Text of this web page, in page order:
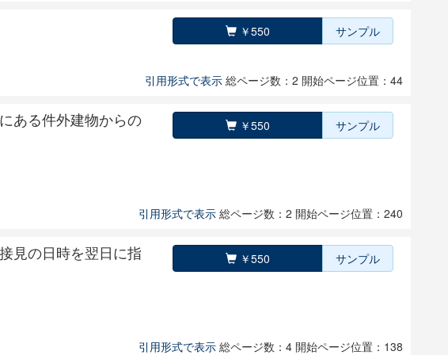
￥550
サンプル
引用形式で表示 総ページ数：2 開始ページ位置：44
ある件外建物からの ￥550 サンプル
引用形式で表示 総ページ数：2 開始ページ位置：240
見の日時を翌日に指 ￥550 サンプル
引用形式で表示 総ページ数：4 開始ページ位置：138